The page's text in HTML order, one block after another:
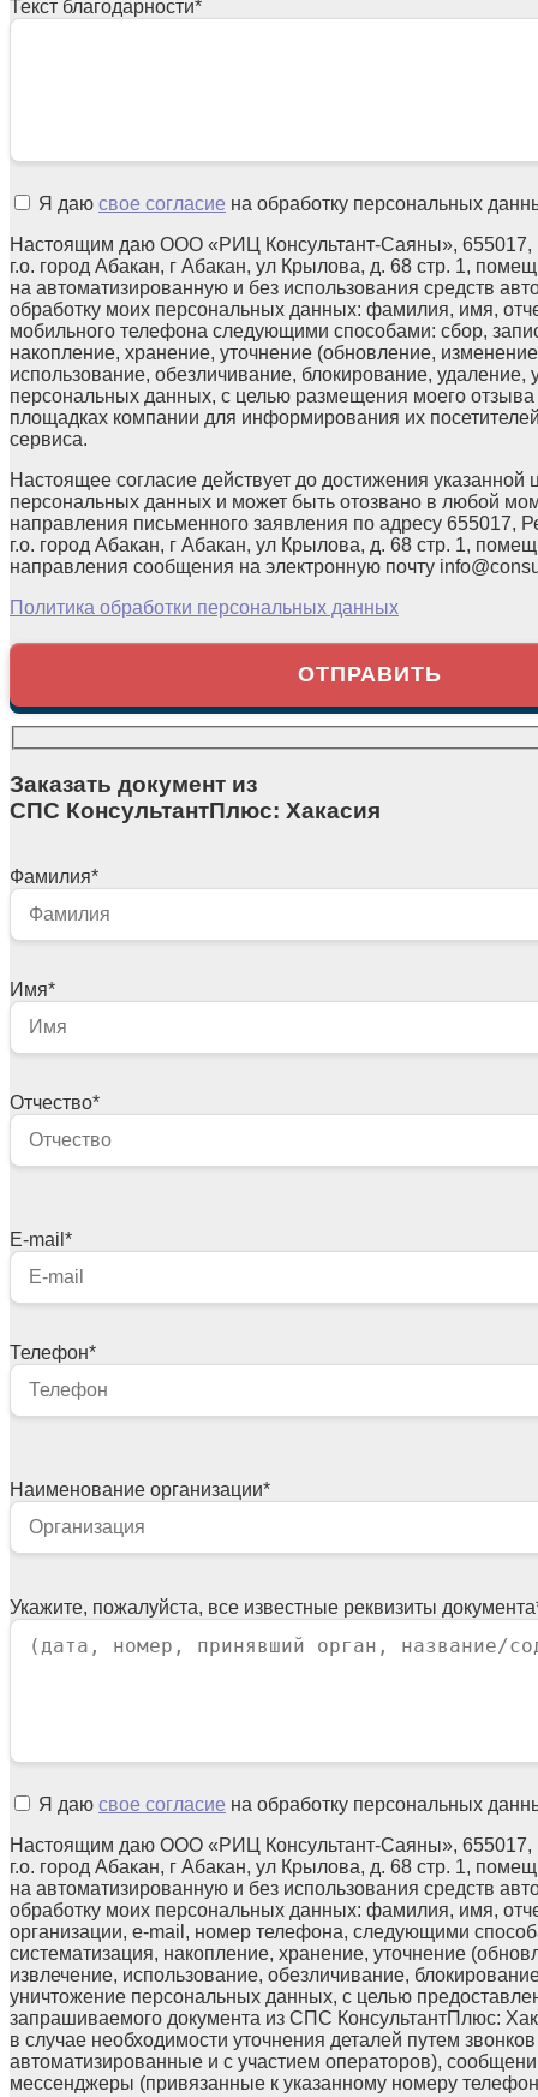
Текст благодарности*
Я даю свое согласие на обработку персональных
Настоящим даю ООО «РИЦ Консультант-Саяны», 655017,
г.о. город Абакан, г Абакан, ул Крылова, д. 68 стр. 1,
на автоматизированную и без использования средств
обработку моих персональных данных: фамилия, имя,
мобильного телефона следующими способами: сбор,
накопление, хранение, уточнение (обновление,
использование, обезличивание, блокирование, удаление,
персональных данных, с целью размещения моего
площадках компании для информирования их
сервиса.
Настоящее согласие действует до достижения указанной
персональных данных и может быть отозвано в любой
направления письменного заявления по адресу 655017,
г.о. город Абакан, г Абакан, ул Крылова, д. 68 стр. 1,
направления сообщения на электронную почту
Политика обработки персональных данных
Заказать документ из
СПС КонсультантПлюс: Хакасия
Фамилия*
Имя*
Отчество*
E-mail *
Телефон*
Наименование организации*
Укажите, пожалуйста, все известные реквизиты документа
Я даю свое согласие на обработку персональных
Настоящим даю ООО «РИЦ Консультант-Саяны», 655017,
г.о. город Абакан, г Абакан, ул Крылова, д. 68 стр. 1,
на автоматизированную и без использования средств
обработку моих персональных данных: фамилия, имя,
организации, e-mail, номер телефона, следующими
систематизация, накопление, хранение, уточнение
извлечение, использование, обезличивание,
уничтожение персональных данных, с целью
запрашиваемого документа из СПС КонсультантПлюс:
в случае необходимости уточнения деталей путем
автоматизированные и с участием операторов),
мессенджеры (привязанные к указанному номеру